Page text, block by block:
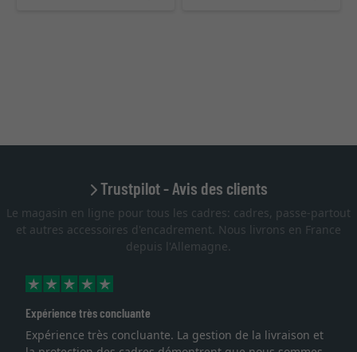
Trustpilot - Avis des clients
Le magasin en ligne pour tous les cadres: cadres, passe-partout
et autres accessoires d'encadrement. Nous livrons en France
depuis l'Allemagne.
Expérience très concluante
Expérience très concluante. La gestion de la livraison et